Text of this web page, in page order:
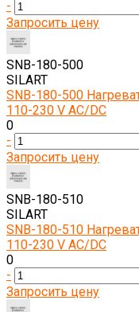
-
Запросить цену
SNB-180-500
SILART
SNB-180-500
110-230 V AC/DC
0
-
Запросить цену
SNB-180-510
SILART
SNB-180-510
110-230 V AC/DC
0
-
Запросить цену